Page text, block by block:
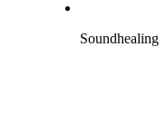
Soundhealing